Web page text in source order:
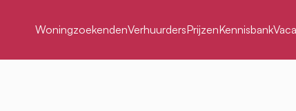
WoningzoekendenVerhuurdersPrijzenKennisbank